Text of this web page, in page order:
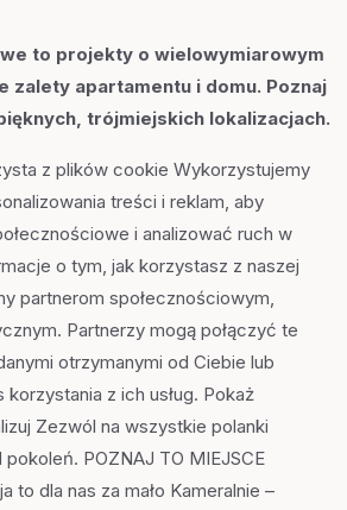
to projekty o wielowymiarowym
zalety apartamentu i domu. Poznaj
trójmiejskich lokalizacjach.
z plików cookie Wykorzystujemy
treści i reklam, aby
i analizować ruch w
o tym, jak korzystasz z naszej
partnerom społecznościowym,
Partnerzy mogą połączyć te
otrzymanymi od Ciebie lub
z ich usług. Pokaż
Zezwól na wszystkie polanki
POZNAJ TO MIEJSCE
to dla nas za mało Kameralnie –